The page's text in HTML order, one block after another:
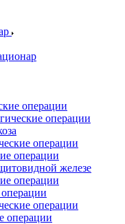
операции
операции
операции
операции
железе
операции
операции
операции